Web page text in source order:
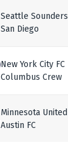
Seattle Sounders
San Diego
New York City FC
Columbus Crew
Austin FC